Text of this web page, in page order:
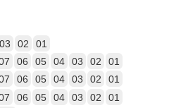
03 02 01
06 05 04 03 02 01
06 05 04 03 02 01
06 05 04 03 02
01